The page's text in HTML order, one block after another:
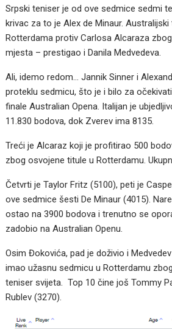
Srpski teniser je od ove sedmice sedmi
krivac za to je Alex de Minaur.
Rotterdama protiv Carlosa Alcaraza
mjesta – prestigao i Danila Medvedeva.
Ali, idemo redom… Jannik Sinner i
proteklu sedmicu, što je i bilo za
finale Australian Opena. Italijan je
11.830 bodova, dok Zverev ima 8135.
Treći je Alcaraz koji je profitirao 500
zbog osvojene titule u Rotterdamu.
Četvrti je Taylor Fritz (5100), peti je
ove sedmice šesti De Minaur (4015).
ostao na 3900 bodova i trenutno se
zadobio na Australian Openu.
Osim Đokovića, pad je doživio i
imao užasnu sedmicu u Rotterdamu
teniser svijeta. Top 10 čine još Tommy
Rublev (3270).